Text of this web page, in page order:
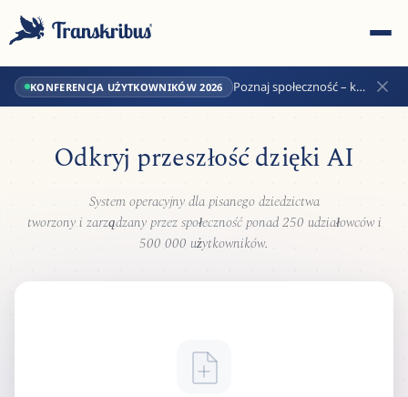
KONFERENCJA UŻYTKOWNIKÓW 2026
Poznaj społeczność – kup
bilety na konferencję!
Odkryj przeszłość dziękiAI
System operacyjny dla pisanego dziedzictwa
tworzony i zarządzany przez społeczność ponad 250 udziałowców i
500 000 użytkowników.